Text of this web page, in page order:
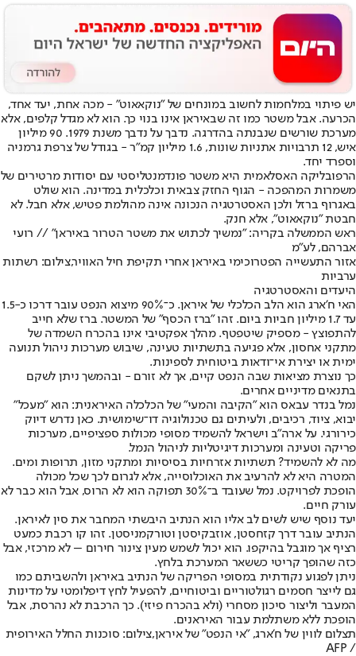
יש פיתוי במלחמות לחשוב במונחים של "נוקאאוט" - מכה אחת, יעד אחד,
הכרעה. אבל משטר כמו זה שבאיראן אינו בנוי כך. הוא לא מגדל קלפים, אלא
מערכת שורשים שנבנתה בהדרגה. נדבך על נדבך משנת 1979. 90 מיליון
איש, 12 תרבויות אתניות שונות, 1.6 מיליון קמ"ר - בגודל של צרפת גרמניה
וספרד יחד.
הרפובליקה האסלאמית היא משטר פונדמנטליסטי עם יסודות מרטירים של
משמרות המהפכה - הגוף החזק צבאית וכלכלית במדינה. הוא שולט
באגרוף ברזל ולכן האסטרטגיה הנכונה אינה מהולמת פטיש, אלא חבל. לא
חבטת "נוקאאוט", אלא חנק.
ראש הממשלה בקריה: "נמשיך לכתוש את משטר הטרור באיראן" // רועי
אברהם, לע"מ
אזור התעשייה הפטרוכימי באיראן אחרי תקיפת חיל האוויר,צילום: רשתות
ערביות
היעדים והאסטרטגיה
האי ח'ארג הוא הלב הכלכלי של איראן. כ־90% מיצוא הנפט עובר דרכו כ-1.5
עד 1.7 מיליון חביות ביום. זהו "ברז הכסף" של המשטר. ברז שלא חייב
להתפוצץ - מספיק שיטפטף. מהלך אפקטיבי אינו בהכרח השמדה של
מתקני אחסון, אלא פגיעה בתשתיות טעינה, שיבוש מערכות ניהול תנועה
ימית או יצירת אי־ודאות ביטוחית לספינות.
כך נוצרת מציאות שבה הנפט קיים, אך לא זורם - ובהמשך ניתן לשקם
בתנאים מדיניים אחרים.
נמל בנדר עבאס הוא "הקיבה והמעי" של הכלכלה האיראנית: הוא "מעכל"
יבוא, ציוד, רכיבים, ולעיתים גם טכנולוגיה דו־שימושית. כאן נדרש דיוק
כירורגי. על ארה"ב וישראל להשמיד מסופי מכולות ספציפיים, מערכות
פריקה וטעינה ומערכות דיגיטליות לניהול הנמל.
מה לא להשמיד? תשתיות אזרחיות בסיסיות ומתקני מזון, תרופות ומים.
המטרה היא לא להרעיב את האוכלוסייה, אלא לגרום לכך שכל מכולה
הופכת לפרויקט. נמל שעובד ב־30% תפוקה הוא לא הרוס, אבל הוא כבר לא
עורק חיים.
יעד נוסף שיש לשים לב אליו הוא הנתיב היבשתי המחבר את סין לאיראן.
הנתיב עובר דרך קזחסטן, אוזבקיסטן וטורקמניסטן. זהו קו רכבת כמעט
רציף אך מוגבל בהיקפו. הוא יכול לשמש מעין צינור חירום – לא מרכזי, אבל
כזה שהופך קריטי כששאר המערכת בלחץ.
ניתן לפגוע נקודתית במסופי הפריקה של הנתיב באיראן ולהשביתם כמו
גם לייצר חסמים רגולטוריים וביטוחיים, להפעיל לחץ דיפלומטי על מדינות
המעבר וליצור סיכון מסחרי (ולא בהכרח פיזי). כך הרכבת לא נהרסת, אבל
הופכת ללא משתלמת עבור האיראנים.
תצלום לווין של ח'ארג, "אי הנפט" של איראן,צילום: סוכנות החלל האירופית
/ AFP